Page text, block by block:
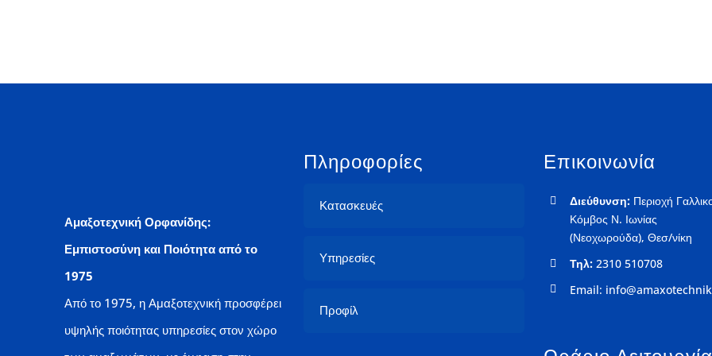
Αμαξοτεχνική Ορφανίδης:
Εμπιστοσύνη και Ποιότητα από το
1975
Από το 1975, η Αμαξοτεχνική προσφέρει
υψηλής ποιότητας υπηρεσίες στον χώρο
Πληροφορίες
Κατασκευές
Υπηρεσίες
Προφίλ
Επικοινωνία
Διεύθυνση: Περιοχή
Κόμβος Ν. Ιωνίας
(Νεοχωρούδα), Θεσ/νίκη
Τηλ: 2310 510708
Email: